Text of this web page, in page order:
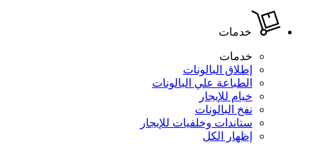
خدمات
خدمات
إطلاق البالونات
الطباعة علي البالونات
خيام للإيجار
نفخ البالونات
ستاندات وخلفيات للإيجار
إظهار الكل